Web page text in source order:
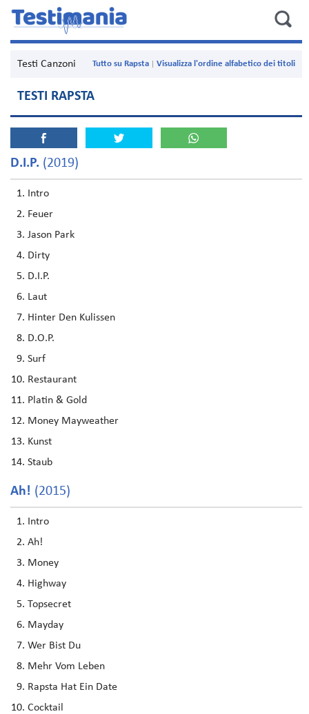
Testi Canzoni Visualizza l'ordine alfabetico dei titoli
Tutto su Rapsta
TESTI RAPSTA
D.I.P. (2019)
Intro
Feuer
Jason Park
Dirty
D.I.P.
Laut
Hinter Den Kulissen
D.O.P.
Surf
Restaurant
Platin & Gold
Money Mayweather
Kunst
Staub
Ah! (2015)
Intro
Ah!
Money
Highway
Topsecret
Mayday
Wer Bist Du
Mehr Vom Leben
Rapsta Hat Ein Date
Cocktail